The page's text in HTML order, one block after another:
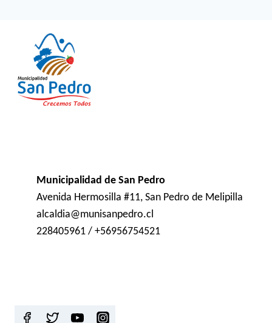
Municipalidad de San Pedro
Avenida Hermosilla #11, San Pedro de Melipilla
alcaldia@munisanpedro.cl
228405961 / +56956754521